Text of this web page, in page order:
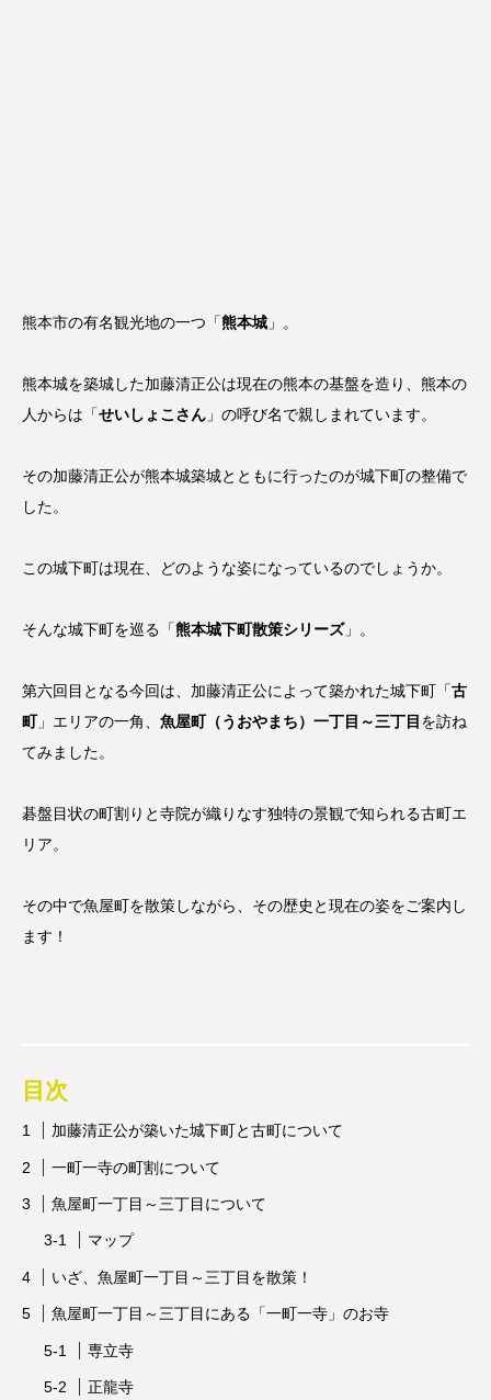
熊本市の有名観光地の一つ「熊本城 」。
熊本城を築城した加藤清正公は現在の熊本の基盤を造り、熊本の
人からは「せいしょこさん 」の呼び名で親しまれています。
その加藤清正公が熊本城築城とともに行ったのが城下町の整備で
した。
この城下町は現在、どのような姿になっているのでしょうか。
そんな城下町を巡る「熊本城下町散策シリーズ」。
第六回目となる今回は、加藤清正公によって築かれた城下町「古
町」エリアの一角、 魚屋町（うおやまち）一丁目～三丁目 を訪ね
てみました。
碁盤目状の町割りと寺院が織りなす独特の景観で知られる古町エ
リア。
その中で魚屋町を散策しながら、その歴史と現在の姿をご案内し
ます！
目次
加藤清正公が築いた城下町と古町について
一町一寺の町割について
魚屋町一丁目～三丁目について
マップ
いざ、魚屋町一丁目～三丁目を散策！
魚屋町一丁目～三丁目にある「一町一寺」のお寺
専立寺
正龍寺